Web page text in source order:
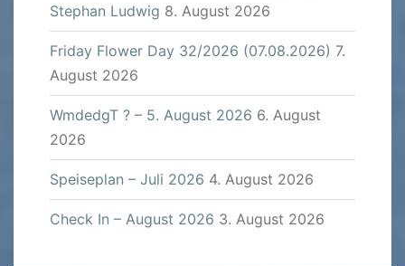
Stephan Ludwig 8. August 2026
Friday Flower Day 32/2026 (07.08.2026) 7.
August 2026
WmdedgT ? – 5. August 2026 6. August
2026
Speiseplan – Juli 2026 4. August 2026
Check In – August 2026 3. August 2026